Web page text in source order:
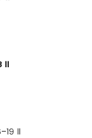
॥
॥